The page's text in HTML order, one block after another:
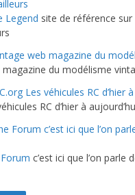
Legend site de référence sur
magazine du modélisme
RC d’hier à
c’est ici que l’on parle